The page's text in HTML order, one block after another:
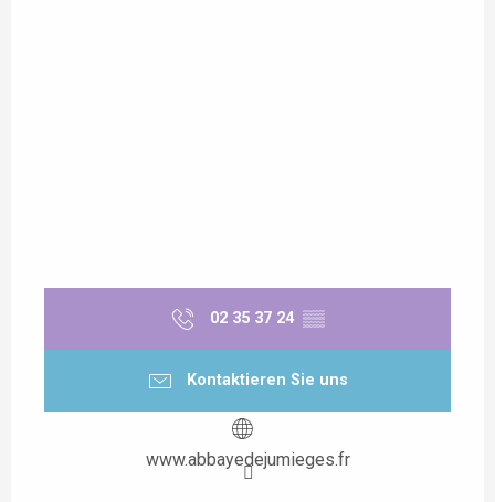
02 35 37 24 ▒▒
Kontaktieren Sie uns
www.abbayedejumieges.fr